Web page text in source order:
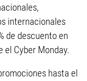
internacionales
de descuento en
el Cyber Monday.
hasta el